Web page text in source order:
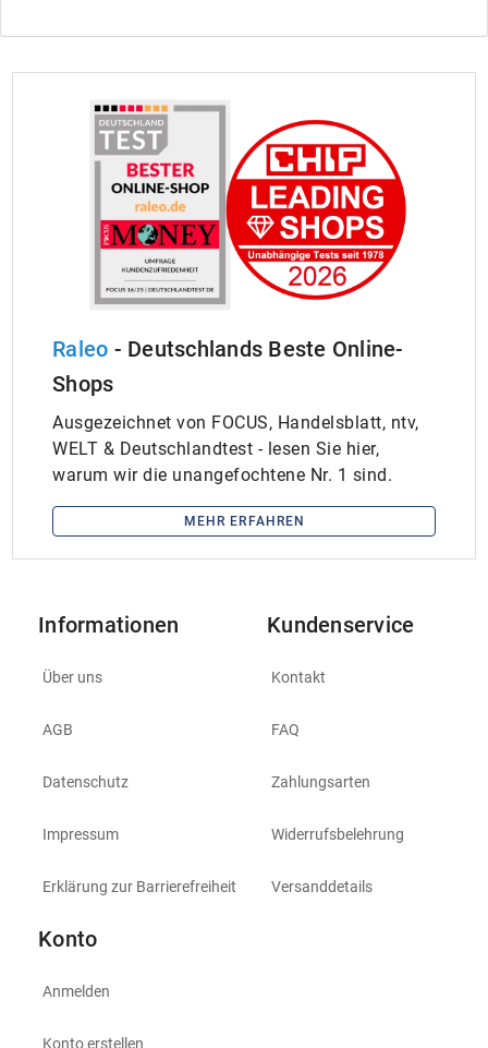
Raleo - Deutschlands Beste Online-
Shops
Ausgezeichnet von FOCUS, Handelsblatt, ntv,
WELT & Deutschlandtest - lesen Sie hier,
warum wir die unangefochtene Nr. 1 sind.
MEHR ERFAHREN
Informationen
Über uns
AGB
Datenschutz
Impressum
Erklärung zur Barrierefreiheit
Kundenservice
Kontakt
FAQ
Zahlungsarten
Widerrufsbelehrung
Versanddetails
Konto
Anmelden
Konto erstellen